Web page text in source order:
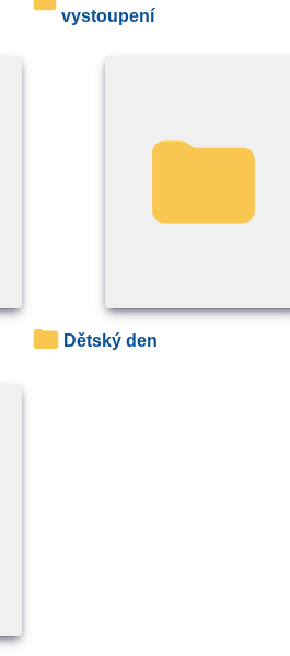
vystoupení
Dětský den